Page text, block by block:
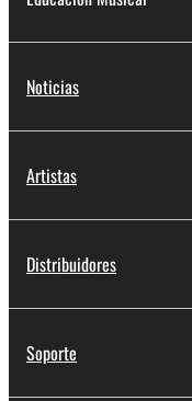
Noticias
Artistas
Distribuidores
Soporte